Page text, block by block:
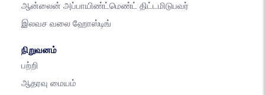
ஆன்லைன் அப்பாயிண்ட்மெண்ட் திட்டமிடுபவர்
இலவச வலை ஹோஸ்டிங்
நிறுவனம்
பற்றி
ஆதரவு மையம்